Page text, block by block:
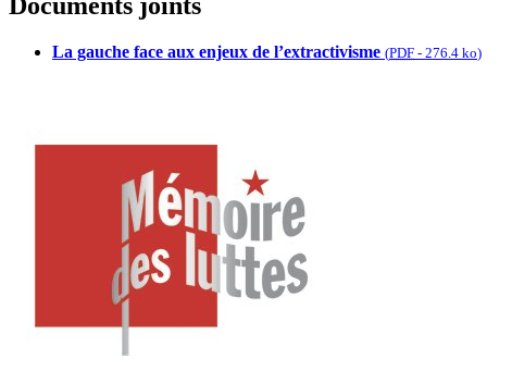
La gauche face aux enjeux de l’extractivisme (PDF - 276.4 ko)